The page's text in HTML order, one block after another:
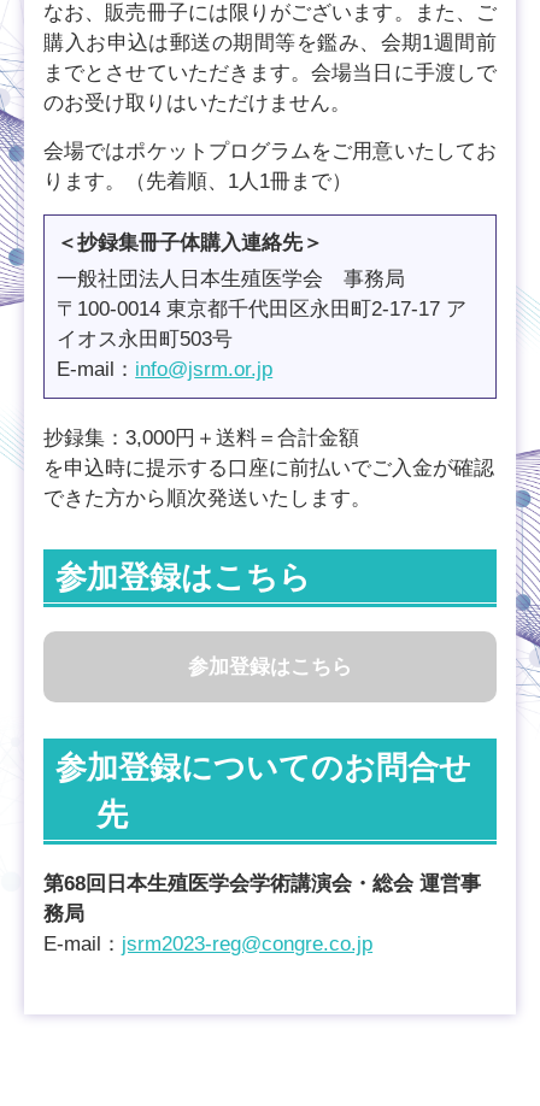
なお、販売冊子には限りがございます。また、ご
購入お申込は郵送の期間等を鑑み、会期1週間前
までとさせていただきます。会場当日に手渡しで
のお受け取りはいただけません。
会場ではポケットプログラムをご用意いたしてお
ります。（先着順、1人1冊まで）
＜抄録集冊子体購入連絡先＞
一般社団法人日本生殖医学会 事務局
〒100-0014 東京都千代田区永田町2-17-17 ア
イオス永田町503号
E-mail： info@jsrm.or.jp
抄録集：3,000円＋送料＝合計金額
を申込時に提示する口座に前払いでご入金が確認
できた方から順次発送いたします。
参加登録はこちら
参加登録はこちら
参加登録についてのお問合せ
先
第68回日本生殖医学会学術講演会・総会 運営事
務局
E-mail： jsrm2023-reg@congre.co.jp